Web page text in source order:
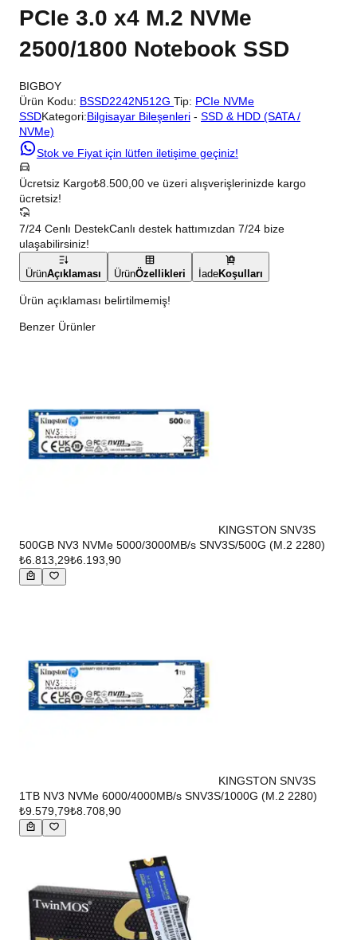
PCIe 3.0 x4 M.2 NVMe
2500/1800 Notebook SSD
BIGBOY
Ürün Kodu: BSSD2242N512G Tip: PCIe NVMe
SSDKategori:Bilgisayar Bileşenleri - SSD & HDD (SATA /
NVMe)
Stok ve Fiyat için lütfen iletişime geçiniz!
Ücretsiz Kargo₺8.500,00 ve üzeri alışverişlerinizde kargo
ücretsiz!
7/24 Cenlı DestekCanlı destek hattımızdan 7/24 bize
ulaşabilirsiniz!
ÜrünAçıklaması ÜrünÖzellikleri İadeKoşulları
Ürün açıklaması belirtilmemiş!
Benzer Ürünler
KINGSTON SNV3S
500GB NV3 NVMe 5000/3000MB/s SNV3S/500G (M.2 2280)
₺6.813,29₺6.193,90
KINGSTON SNV3S
1TB NV3 NVMe 6000/4000MB/s SNV3S/1000G (M.2 2280)
₺9.579,79₺8.708,90